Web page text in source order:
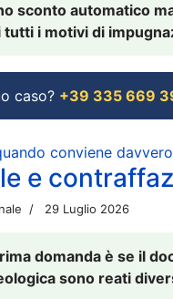
sconto automatico
i motivi di
caso? +39 335 669
conviene davvero
e
29 Luglio 2026
domanda è se il
sono reati